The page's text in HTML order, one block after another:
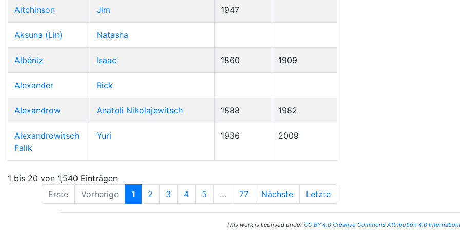
Aitchinson Jim 1947
Aksuna (Lin) Natasha
Albéniz Isaac 1860 1909
Alexander Rick
Alexandrow Anatoli Nikolajewitsch 1888 1982
Alexandrowitsch
Falik
Yuri 1936 2009
1 bis 20 von 1,540 Einträgen
Erste
Vorherige 1 2 3 4 5 … 77 Nächste Letzte
This work is licensed underCC BY 4.0 Creative Commons Attribution 4.0